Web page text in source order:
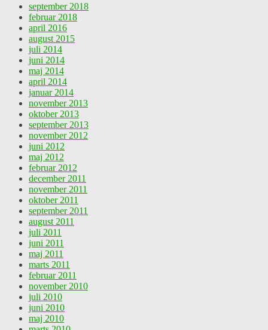
september 2018
februar 2018
april 2016
august 2015
juli 2014
juni 2014
maj 2014
april 2014
januar 2014
november 2013
oktober 2013
september 2013
november 2012
juni 2012
maj 2012
februar 2012
december 2011
november 2011
oktober 2011
september 2011
august 2011
juli 2011
juni 2011
maj 2011
marts 2011
februar 2011
november 2010
juli 2010
juni 2010
maj 2010